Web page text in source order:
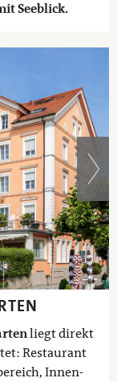
Seeblick.
liegt direkt
Restaurant
Innen-